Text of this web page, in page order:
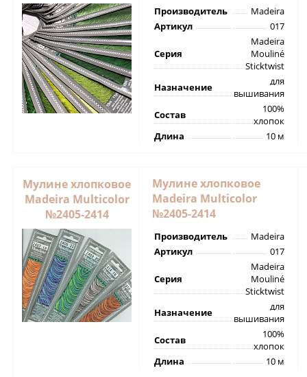
Производитель
Madeira
Артикул
017
Серия
Madeira
Mouliné
Sticktwist
Назначение
для
вышивания
Состав
100%
хлопок
Длина
10 м
Мулине хлопковое
Madeira Multicolor
№2405-2414
Мулине хлопковое
Madeira Multicolor
№2405-2414
Производитель
Madeira
Артикул
017
Серия
Madeira
Mouliné
Sticktwist
Назначение
для
вышивания
Состав
100%
хлопок
Длина
10 м